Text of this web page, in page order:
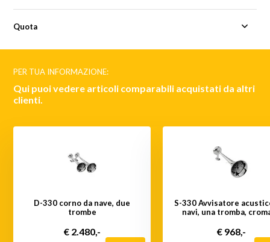
Quota
PER TUA INFORMAZIONE:
Qui puoi vedere articoli comparabili acquistati da altri
clienti.
D-330 corno da nave, due
trombe
€ 2.480,-
S-330 Avvisatore
navi, una tromba,
€ 968,-